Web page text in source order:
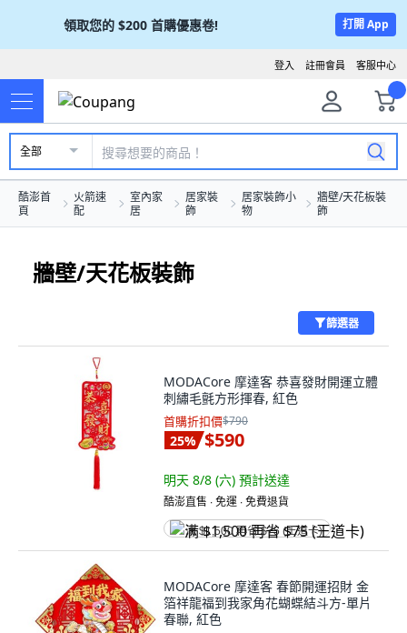
領取您的 $200 首購優惠卷! 打開 App
客服中心
註冊會員
登入
全部
酷澎首
頁
火箭速
配
室內家
居
居家裝
飾
居家裝飾小
物
牆壁/天花板裝
飾
牆壁/天花板裝飾
篩選器
MODACore 摩達客 恭喜發財開運立體
刺繡毛氈方形揮春, 紅色
首購折扣價$790
25% $590
明天 8/8 (六) 預計送達
酷澎直售 ∙ 免運 ∙ 免費退貨
满 $1,500 再省 $75 (王道卡)
MODACore 摩達客 春節開運招財 金
箔祥龍福到我家角花蝴蝶結斗方-單片
春聯, 紅色